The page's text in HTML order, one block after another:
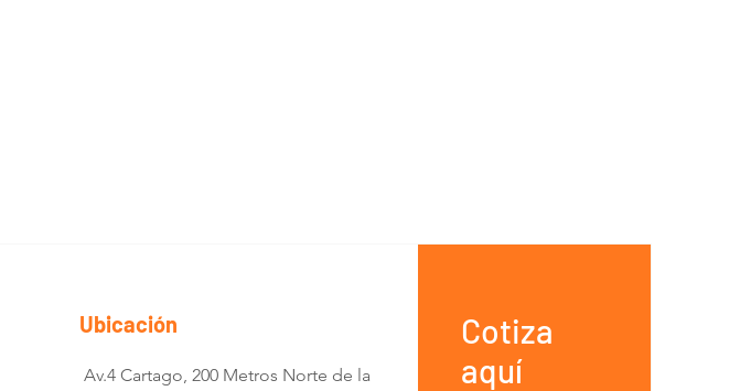
Ubicación
Av.4 Cartago, 200 Metros Norte de la
Cotiza
aquí